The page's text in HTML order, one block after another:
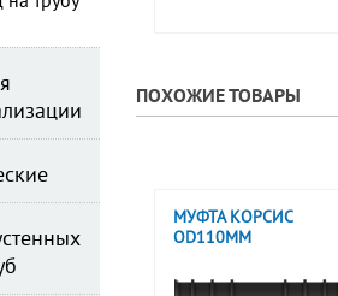
ПОХОЖИЕ ТОВАРЫ
МУФТА КОРСИС
OD110ММ